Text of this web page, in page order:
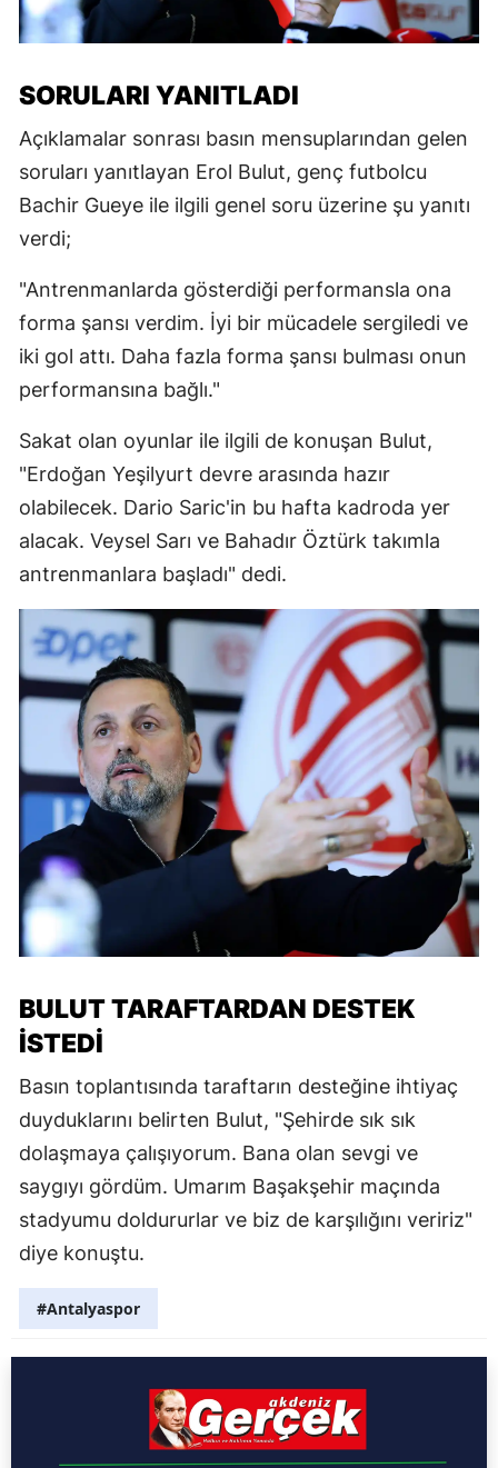
SORULARI YANITLADI
Açıklamalar sonrası basın mensuplarından gelen
soruları yanıtlayan Erol Bulut, genç futbolcu
Bachir Gueye ile ilgili genel soru üzerine şu yanıtı
verdi;
"Antrenmanlarda gösterdiği performansla ona
forma şansı verdim. İyi bir mücadele sergiledi ve
iki gol attı. Daha fazla forma şansı bulması onun
performansına bağlı."
Sakat olan oyunlar ile ilgili de konuşan Bulut,
"Erdoğan Yeşilyurt devre arasında hazır
olabilecek. Dario Saric'in bu hafta kadroda yer
alacak. Veysel Sarı ve Bahadır Öztürk takımla
antrenmanlara başladı" dedi.
BULUT TARAFTARDAN DESTEK
İSTEDİ
Basın toplantısında taraftarın desteğine ihtiyaç
duyduklarını belirten Bulut, "Şehirde sık sık
dolaşmaya çalışıyorum. Bana olan sevgi ve
saygıyı gördüm. Umarım Başakşehir maçında
stadyumu doldururlar ve biz de karşılığını veririz"
diye konuştu.
#Antalyaspor